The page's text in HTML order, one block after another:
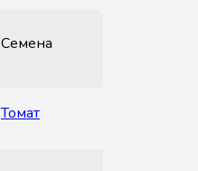
Семена
Томат